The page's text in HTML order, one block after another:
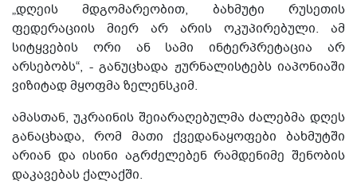
„დღეის მდგომარეობით, ბახმუტი რუსეთის
ფედერაციის მიერ არ არის ოკუპირებული. ამ
სიტყვების ორი ან სამი ინტერპრეტაცია არ
არსებობს“, - განუცხადა ჟურნალისტებს იაპონიაში
ვიზიტად მყოფმა ზელენსკიმ.
ამასთან, უკრაინის შეიარაღებულმა ძალებმა დღეს
განაცხადა, რომ მათი ქვედანაყოფები ბახმუტში
არიან და ისინი აგრძელებენ რამდენიმე შენობის
დაკავებას ქალაქში.